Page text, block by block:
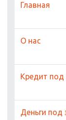
Главная
О нас
Кредит
Деньги под